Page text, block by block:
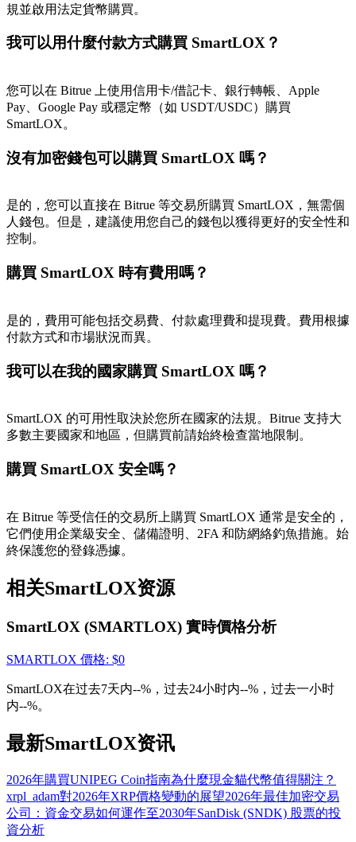
BTC 專享獎勵
充值並交易BTC瓜分 25,000 USDT 獎池！
瓜分 500000 CASHCAT 獎池
註冊&交易贏 500,000 USDT
抽獎衝榜 · 贏33,333 USDT
USDT 新手理財 10% APR
USDT活期理財、無鎖定期
新用戶專享 BTC 6.5% APR
規並啟用法定貨幣購買。
我可以用什麼付款方式購買 SmartLOX？
您可以在 Bitrue 上使用信用卡/借記卡、銀行轉帳、Apple
Pay、Google Pay 或穩定幣（如 USDT/USDC）購買
SmartLOX。
沒有加密錢包可以購買 SmartLOX 嗎？
是的，您可以直接在 Bitrue 等交易所購買 SmartLOX，無需個
人錢包。但是，建議使用您自己的錢包以獲得更好的安全性和
控制。
購買 SmartLOX 時有費用嗎？
是的，費用可能包括交易費、付款處理費和提現費。費用根據
付款方式和市場狀況而異。
我可以在我的國家購買 SmartLOX 嗎？
SmartLOX 的可用性取決於您所在國家的法規。Bitrue 支持大
多數主要國家和地區，但購買前請始終檢查當地限制。
購買 SmartLOX 安全嗎？
在 Bitrue 等受信任的交易所上購買 SmartLOX 通常是安全的，
它們使用企業級安全、儲備證明、2FA 和防網絡釣魚措施。始
終保護您的登錄憑據。
相关SmartLOX资源
SmartLOX (SMARTLOX) 實時價格分析
SMARTLOX 價格: $0
SmartLOX在过去7天内--%，过去24小时内--%，过去一小时
内--%。
最新SmartLOX资讯
2026年購買UNIPEG Coin指南為什麼現金貓代幣值得關注？
xrpl_adam對2026年XRP價格變動的展望2026年最佳加密交易
公司：資金交易如何運作至2030年SanDisk (SNDK) 股票的投
資分析